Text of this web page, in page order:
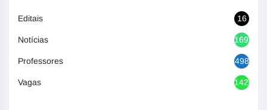
Editais 16
Notícias 1692
Professores 498
Vagas 1420